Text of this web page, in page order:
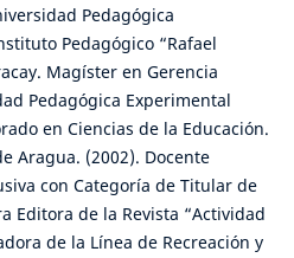
Pedagógica
Pedagógico “Rafael
Magíster en Gerencia
Pedagógica Experimental
en Ciencias de la Educación.
Aragua. (2002). Docente
con Categoría de Titular de
Editora de la Revista “Actividad
de la Línea de Recreación y